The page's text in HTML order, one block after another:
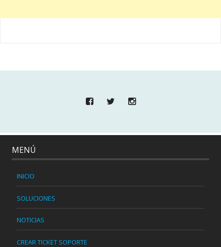
MENÚ
INICIO
SOLUCIONES
NOTICIAS
CREAR TICKET SOPORTE